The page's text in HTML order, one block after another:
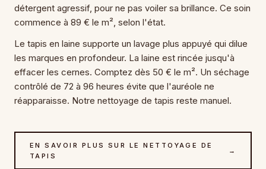
détergent agressif, pour ne pas voiler sa brillance. Ce soin
commence à 89 € le m², selon l'état.
Le tapis en laine supporte un lavage plus appuyé qui dilue
les marques en profondeur. La laine est rincée jusqu'à
effacer les cernes. Comptez dès 50 € le m². Un séchage
contrôlé de 72 à 96 heures évite que l'auréole ne
réapparaisse. Notre nettoyage de tapis reste manuel.
EN SAVOIR PLUS SUR LE NETTOYAGE DE
TAPIS
→